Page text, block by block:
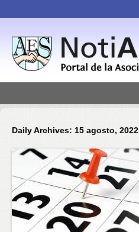
Daily Archives: 15 agosto, 2022